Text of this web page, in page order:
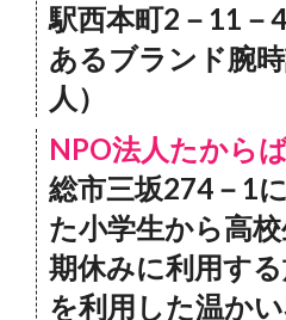
駅西本町2－11
あるブランド腕
人）
NPO法人たから
総市三坂274－1
た小学生から高
期休みに利用す
を利用した温か